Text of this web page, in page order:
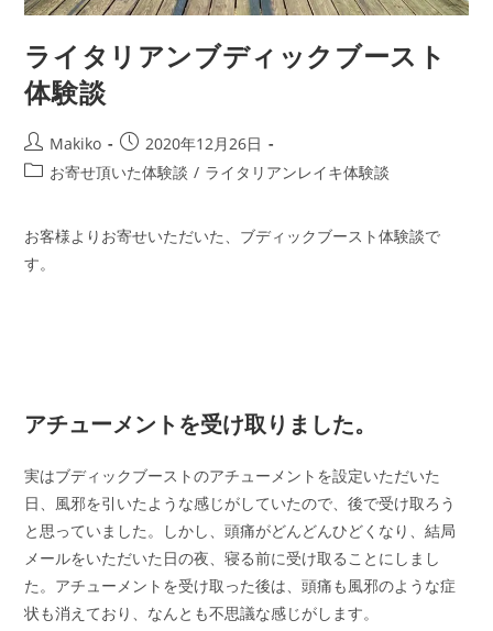
ライタリアンブディックブースト
体験談
投
稿
Makiko
投
稿
日:
2020年12月26日
投
テ
ゴ
お寄せ頂いた体験談 / ライタリアンレイキ体験談
お客様よりお寄せいただいた、ブディックブースト体験談で
す。
アチューメントを受け取りました。
実はブディックブーストのアチューメントを設定いただいた
日、風邪を引いたような感じがしていたので、後で受け取ろう
と思っていました。しかし、頭痛がどんどんひどくなり、結局
メールをいただいた日の夜、寝る前に受け取ることにしまし
た。アチューメントを受け取った後は、頭痛も風邪のような症
状も消えており、なんとも不思議な感じがします。